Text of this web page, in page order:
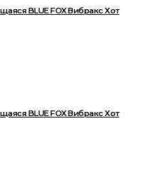
BLUE FOX Вибракс Хот
BLUE FOX Вибракс Хот